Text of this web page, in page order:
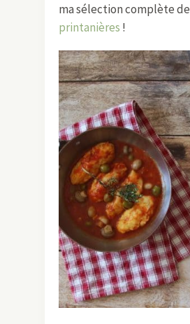
ma sélection complète de
printanières !